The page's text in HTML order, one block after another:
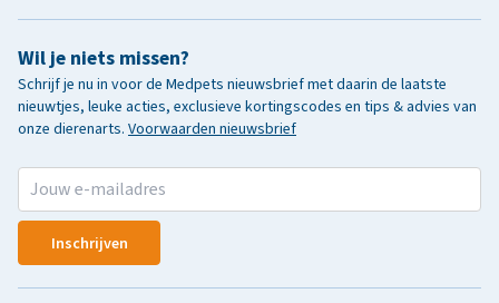
Wil je niets missen?
Schrijf je nu in voor de Medpets nieuwsbrief met daarin de laatste
nieuwtjes, leuke acties, exclusieve kortingscodes en tips & advies van
onze dierenarts. Voorwaarden nieuwsbrief
Inschrijven